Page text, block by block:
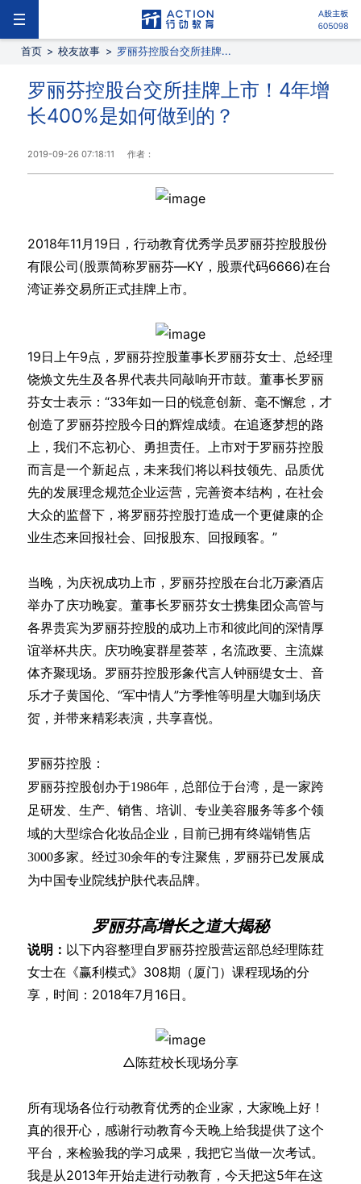
首页 > 校友故事 > 罗丽芬控股台交所挂牌...
罗丽芬控股台交所挂牌上市！4年增
长400%是如何做到的？
2019-09-26 07:18:11 作者：
2018年11月19日，行动教育优秀学员罗丽芬控股股份
有限公司(股票简称罗丽芬—KY，股票代码6666)在台
湾证券交易所正式挂牌上市。
19日上午9点，罗丽芬控股董事长罗丽芬女士、总经理
饶焕文先生及各界代表共同敲响开市鼓。董事长罗丽
芬女士表示：“33年如一日的锐意创新、毫不懈怠，才
创造了罗丽芬控股今日的辉煌成绩。在追逐梦想的路
上，我们不忘初心、勇担责任。上市对于罗丽芬控股
而言是一个新起点，未来我们将以科技领先、品质优
先的发展理念规范企业运营，完善资本结构，在社会
大众的监督下，将罗丽芬控股打造成一个更健康的企
业生态来回报社会、回报股东、回报顾客。”
当晚，为庆祝成功上市，罗丽芬控股在台北万豪酒店
举办了庆功晚宴。董事长罗丽芬女士携集团众高管与
各界贵宾为罗丽芬控股的成功上市和彼此间的深情厚
谊举杯共庆。庆功晚宴群星荟萃，名流政要、主流媒
体齐聚现场。罗丽芬控股形象代言人钟丽缇女士、音
乐才子黄国伦、“军中情人”方季惟等明星大咖到场庆
贺，并带来精彩表演，共享喜悦。
罗丽芬控股：
罗丽芬控股创办于1986年，总部位于台湾，是一家跨
足研发、生产、销售、培训、专业美容服务等多个领
域的大型综合化妆品企业，目前已拥有终端销售店
3000多家。经过30余年的专注聚焦，罗丽芬已发展成
为中国专业院线护肤代表品牌。
罗丽芬高增长之道大揭秘
说明： 以下内容整理自罗丽芬控股营运部总经理陈荭
女士在《赢利模式》308期（厦门）课程现场的分
享，时间：2018年7月16日。
△陈荭校长现场分享
所有现场各位行动教育优秀的企业家，大家晚上好！
真的很开心，感谢行动教育今天晚上给我提供了这个
平台，来检验我的学习成果，我把它当做一次考试。
我是从2013年开始走进行动教育，今天把这5年在这